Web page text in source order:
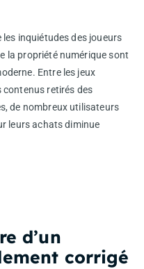
inquiétudes des joueurs
la propriété numérique sont
Entre les jeux
contenus retirés des
de nombreux utilisateurs
leurs achats diminue
d’un
corrigé